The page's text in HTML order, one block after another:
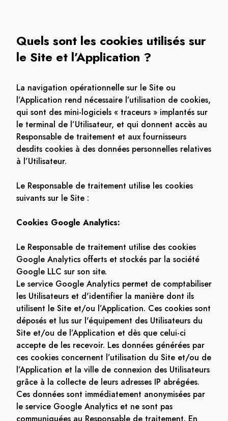
Quels sont les cookies utilisés sur
le Site et l’Application ?
La navigation opérationnelle sur le Site ou
l’Application rend nécessaire l’utilisation de cookies,
qui sont des mini-logiciels « traceurs » implantés sur
le terminal de l’Utilisateur, et qui donnent accès au
Responsable de traitement et aux fournisseurs
desdits cookies à des données personnelles relatives
à l’Utilisateur.
Le Responsable de traitement utilise les cookies
suivants sur le Site :
Cookies Google Analytics:
Le Responsable de traitement utilise des cookies
Google Analytics offerts et stockés par la société
Google LLC sur son site.
Le service Google Analytics permet de comptabiliser
les Utilisateurs et d'identifier la manière dont ils
utilisent le Site et/ou l’Application. Ces cookies sont
déposés et lus sur l'équipement des Utilisateurs du
Site et/ou de l’Application et dès que celui-ci
accepte de les recevoir. Les données générées par
ces cookies concernent l’utilisation du Site et/ou de
l’Application et la ville de connexion des Utilisateurs
grâce à la collecte de leurs adresses IP abrégées.
Ces données sont immédiatement anonymisées par
le service Google Analytics et ne sont pas